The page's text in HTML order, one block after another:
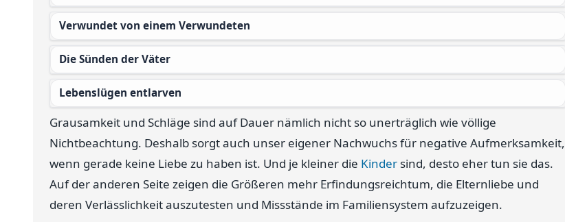
Verwundet von einem Verwundeten
Die Sünden der Väter
Lebenslügen entlarven
Grausamkeit und Schläge sind auf Dauer nämlich nicht so unerträglich wie völlige
Nichtbeachtung. Deshalb sorgt auch unser eigener Nachwuchs für negative Aufmerksamkeit,
wenn gerade keine Liebe zu haben ist. Und je kleiner die Kinder sind, desto eher tun sie das.
Auf der anderen Seite zeigen die Größeren mehr Erfindungsreichtum, die Elternliebe und
deren Verlässlichkeit auszutesten und Missstände im Familiensystem aufzuzeigen.